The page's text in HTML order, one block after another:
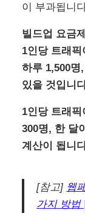
이 부과됩니
빌드업 요금
1인당 트래
하루 1,500명
있을 것입니
1인당 트래
300명, 한 달
계산이 됩니
[참고] 웹
가지 방법